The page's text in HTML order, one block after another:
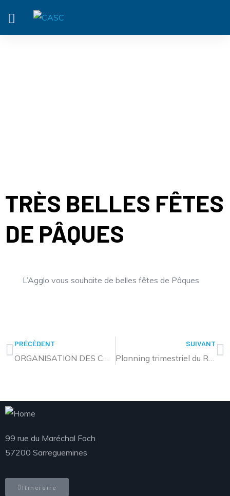
TRÈS BELLES FÊTES
DE PÂQUES
L’Agglo vous souhaite de belles fêtes de Pâques
PRÉCÉDENT
ORGANISATION DES COLLECTES POUR LE WEEK-END DE PÂQUES
SUIVANT
Planning trimestriel du Relais Petite Enfance
99 rue du Maréchal Foch
57200 Sarreguemines
Itinéraire